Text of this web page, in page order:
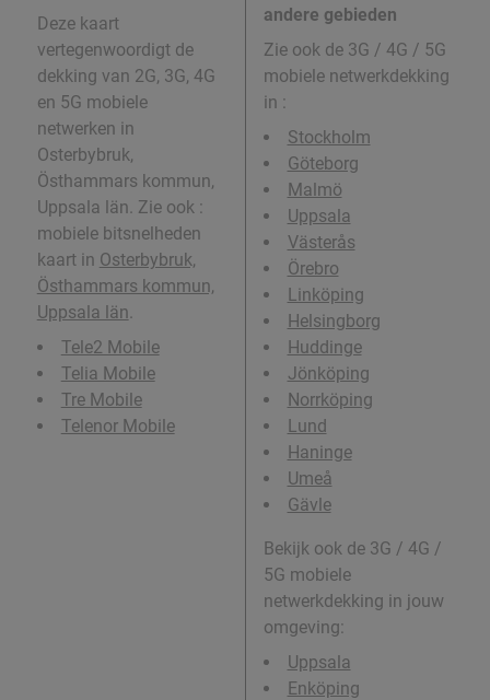
Deze kaart
vertegenwoordigt de
dekking van 2G, 3G, 4G
en 5G mobiele
netwerken in
Osterbybruk,
Östhammars kommun,
Uppsala län. Zie ook :
mobiele bitsnelheden
kaart in Osterbybruk,
Östhammars kommun,
Uppsala län.
Tele2 Mobile
Telia Mobile
Tre Mobile
Telenor Mobile
andere gebieden
Zie ook de 3G / 4G / 5G
mobiele netwerkdekking
in :
Stockholm
Göteborg
Malmö
Uppsala
Västerås
Örebro
Linköping
Helsingborg
Huddinge
Jönköping
Norrköping
Lund
Haninge
Umeå
Gävle
Bekijk ook de 3G / 4G /
5G mobiele
netwerkdekking in jouw
omgeving:
Uppsala
Enköping